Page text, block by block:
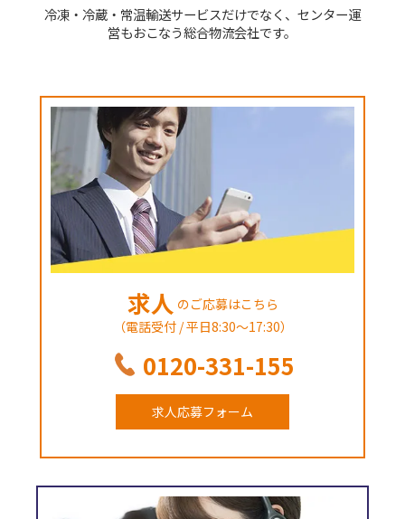
冷凍・冷蔵・常温輸送サービスだけでなく、センター運
営もおこなう総合物流会社です。
求人 のご応募はこちら
（電話受付 / 平日8:30～17:30）
0120-331-155
求人応募フォーム